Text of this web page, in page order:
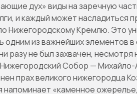
дух» виды на заречную
и каждый может насладиться
Нижегородскому Кремлю. Это
одним из важнейших элементов
разу не был захвачен,
Собор — Михайло-
прах великого нижегородца
«каменное